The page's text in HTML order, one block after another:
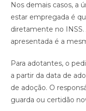
Nos demais casos, a
estar empregada é
diretamente no
apresentada é a
Para adotantes, o
a partir da data de
de adoção. O
guarda ou certidão